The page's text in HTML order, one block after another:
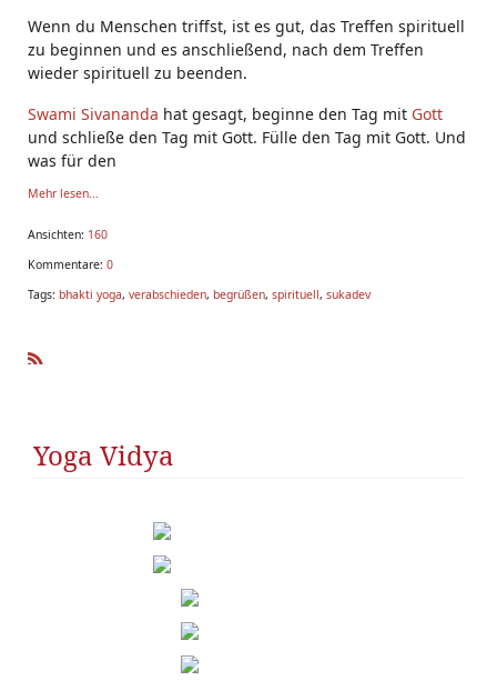
Wenn du Menschen triffst, ist es gut, das Treffen spirituell
zu beginnen und es anschließend, nach dem Treffen
wieder spirituell zu beenden.
Swami Sivananda hat gesagt, beginne den Tag mit Gott
und schließe den Tag mit Gott. Fülle den Tag mit Gott. Und
was für den
Mehr lesen...
Ansichten: 160
Kommentare: 0
Tags: bhakti yoga, verabschieden, begrüßen, spirituell, sukadev
Yoga Vidya